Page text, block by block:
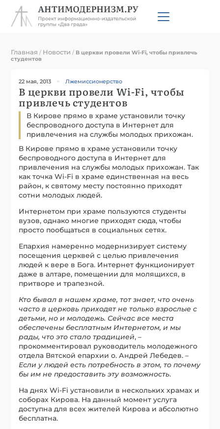
Главная / Новости / В церкви провели Wi-Fi, чтобы привлечь
студентов
22 мая, 2013 Лжемиссионерство
В церкви провели Wi-Fi, чтобы
привлечь студентов
В Кирове прямо в храме установили точку
беспроводного доступа в Интернет для
привлечения на службы молодых прихожан.
В Кирове прямо в храме установили точку
беспроводного доступа в Интернет для
привлечения на службы молодых прихожан. Так
как точка Wi-Fi в храме единственная на весь
район, к святому месту постоянно приходят
сотни молодых людей.
Интернетом при храме пользуются студенты
вузов, однако многие приходят сюда, чтобы
просто пообщаться в социальных сетях.
Епархия намеренно модернизирует систему
посещения церквей с целью привлечения
людей к вере в Бога. Интернет функционирует
даже в алтаре, помещении для молящихся, в
притворе и трапезной.
Кто бывал в нашем храме, тот знает, что очень
часто в церковь приходят не только взрослые с
детьми, но и молодежь. Сейчас все места
обеспечены бесплатным Интернетом, и мы
рады, что это стало традицией, –
прокомментировал руководитель молодежного
отдела Вятской епархии о. Андрей Лебедев. –
Если у людей есть потребность в этом, то почему
бы им не предоставить эту возможность.
На днях Wi-Fi установили в нескольких храмах и
соборах Кирова. На данный момент услуга
доступна для всех жителей Кирова и абсолютно
бесплатна.